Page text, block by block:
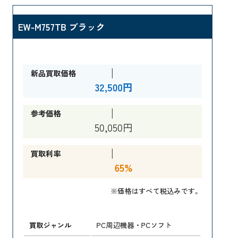
EW-M757TB ブラック
新品買取価格
32,500円
参考価格
50,050円
買取利率
65%
※価格はすべて税込みです。
買取ジャンル PC周辺機器・PCソフト